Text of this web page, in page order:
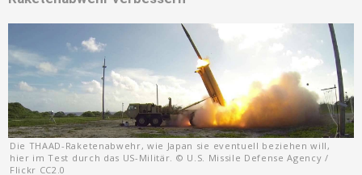
Die THAAD-Raketenabwehr, wie Japan sie eventuell beziehen will,
hier im Test durch das US-Militär. © U.S. Missile Defense Agency /
Flickr CC2.0